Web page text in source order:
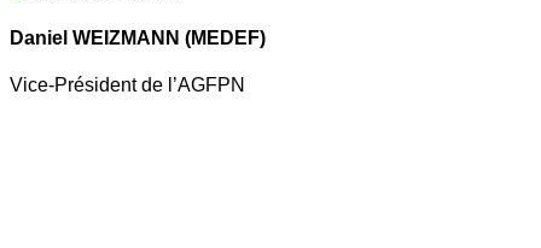
Daniel WEIZMANN (MEDEF)
Vice-Président de l’AGFPN